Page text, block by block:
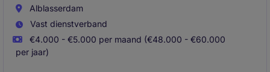
Alblasserdam
Vast dienstverband
€4.000 - €5.000 per maand (€48.000 - €60.000
per jaar)